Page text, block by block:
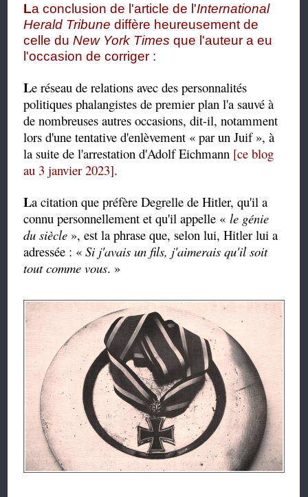
La conclusion de l'article de l'International
Herald Tribune diffère heureusement de
celle duNew York Times que l'auteur a eu
l'occasion de corriger :
Le réseau de relations avec des personnalités
politiques phalangistes de premier plan l'a sauvé à
de nombreuses autres occasions, dit-il, notamment
lors d'une tentative d'enlèvement « par un Juif », à
la suite de l'arrestation d'Adolf Eichmann [ce blog
au 3 janvier 2023].
La citation que préfère Degrelle de Hitler, qu'il a
connu personnellement et qu'il appelle «le génie
du siècle », est la phrase que, selon lui, Hitler lui a
adressée : «Si j'avais un fils, j'aimerais qu'il soit
tout comme vous. »